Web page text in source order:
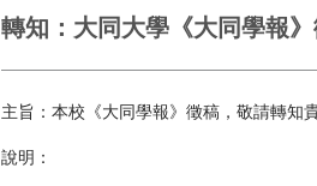
轉知：大同大學《大同學報
主旨：本校《大同學報》徵稿，敬請轉知
說明：